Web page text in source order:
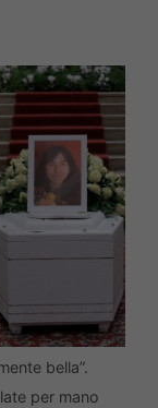
bella”.
per mano